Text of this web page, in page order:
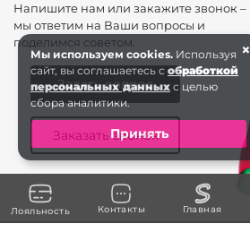
Лояльность Контакты Главная
Напишите нам или закажите звонок –
мы ответим на Ваши вопросы и
поделимся советом.
Задать вопрос
Заказать звонок
×
Мы используем cookies. Используя
сайт, вы соглашаетесь с обработкой
персональных данных с целью
сбора аналитики.
Принять